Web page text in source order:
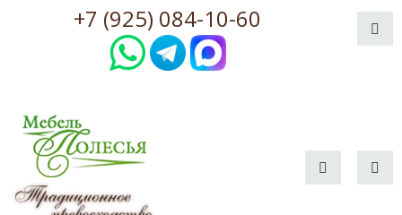
+7 (925) 084-10-60